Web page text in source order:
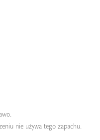
nie używa tego zapachu.